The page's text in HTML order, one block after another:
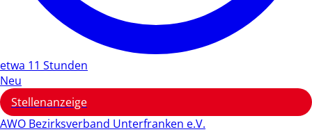
etwa 11 Stunden
Neu
Stellenanzeige
AWO Bezirksverband Unterfranken e.V.